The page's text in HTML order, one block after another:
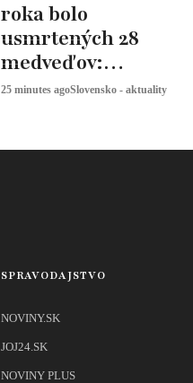
roka bolo
usmrtených 28
medveďov:
Envirorezort hlási
25 minutes agoSlovensko - aktuality
SPRAVODAJSTVO
NOVINY.SK
JOJ24.SK
NOVINY PLUS